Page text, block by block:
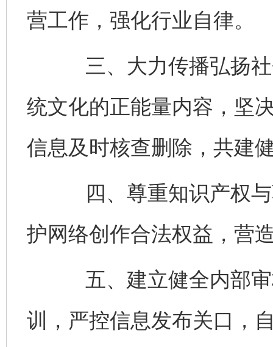
营工作，强化行业自律。
三、大力传播弘扬社
统文化的正能量内容，坚
信息及时核查删除，共建
四、尊重知识产权与
护网络创作合法权益，营
五、建立健全内部审
训，严控信息发布关口，